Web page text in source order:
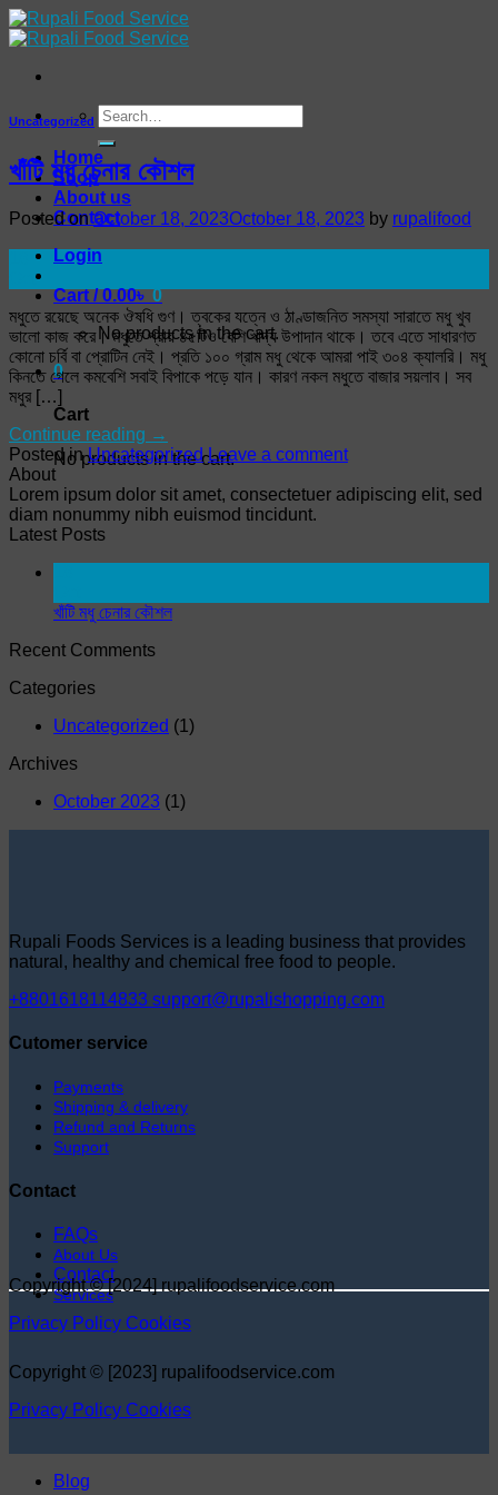
Skip
to
Search
for:
Home
Shop
About us
Contact
Login
Cart /0.00৳ 0
No products in the cart.
0
Cart
No products in the cart.
Uncategorized
খাঁটি মধু চেনার কৌশল
Posted onOctober 18, 2023October 18, 2023 by rupalifood
মধুতে রয়েছে অনেক ঔষধি গুণ। ত্বকের যত্নে ও ঠাণ্ডাজনিত সমস্যা সারাতে মধু খুব
ভালো কাজ করে। মধুতে প্রায় ৪৫টিও বেশি খাদ্য উপাদান থাকে। তবে এতে সাধারণত
কোনো চর্বি বা প্রোটিন নেই। প্রতি ১০০ গ্রাম মধু থেকে আমরা পাই ৩০৪ ক্যালরি। মধু
কিনতে গেলে কমবেশি সবাই বিপাকে পড়ে যান। কারণ নকল মধুতে বাজার সয়লাব। সব
মধুর […]
Continue reading →
Posted inUncategorized Leave a comment
About
Lorem ipsum dolor sit amet, consectetuer adipiscing elit, sed
diam nonummy nibh euismod tincidunt.
Latest Posts
খাঁটি মধু চেনার কৌশল
Recent Comments
Categories
Uncategorized (1)
Archives
October 2023 (1)
Rupali Foods Services is a leading business that provides
natural, healthy and chemical free food to people.
+8801618114833 support@rupalishopping.com
Cutomer service
Payments
Shipping & delivery
Refund and Returns
Support
Contact
FAQs
About Us
Contact
Services
Copyright © [2024] rupalifoodservice.com
Privacy Policy Cookies
Copyright © [2023] rupalifoodservice.com
Privacy Policy Cookies
Blog